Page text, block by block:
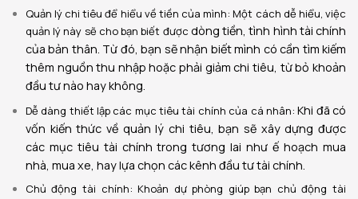
Quản lý chi tiêu để hiểu về tiền của mình: Một cách dễ hiểu, việc
quản lý này sẽ cho bạn biết được dòng tiền, tình hình tài chính
của bản thân. Từ đó,bạn sẽnhận biếtmình có cần tìm kiếm
thêm nguồn thu nhập hoặc phải giảm chi tiêu, từ bỏ khoản
đầu tư nào hay không.
Dễ dàng thiết lập các mục tiêu tài chính của cá nhân:Khi đã có
vốn kiến thức về quản lý chi tiêu,bạn sẽxây dựng được
các mục tiêu tài chính trong tương lai như ế hoạch mua
nhà, mua xe, hay lựa chọn các kênh đầu tư tài chính.
Chủ động tài chính: Khoản dự phòng giúp bạn chủ động tài